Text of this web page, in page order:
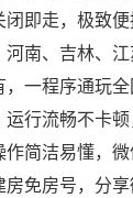
即走，极致
南、吉林、
一程序通玩
行流畅不卡
简洁易懂，
免房号，分